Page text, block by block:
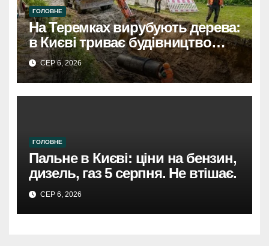
ГОЛОВНЕ
На Теремках вирубують дерева:
в Києві триває будівництво
теплотраси
СЕР 6, 2026
ГОЛОВНЕ
Пальне в Києві: ціни на бензин,
дизель, газ 5 серпня. Не втішає.
СЕР 6, 2026